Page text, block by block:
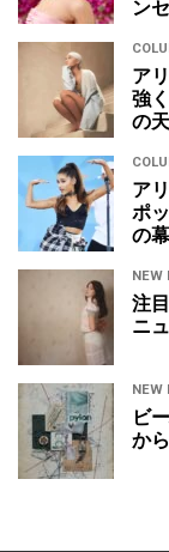
ア
強
の
ア
ポ
の
NEW
注
ニ
NEW
ビ
か